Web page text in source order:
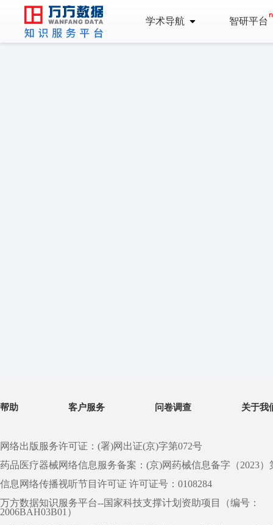
学术导航 智研平台
帮助 客户服务 问卷调查 关于我
网络出版服务许可证：(署)网出证(京)字第072号
药品医疗器械网络信息服务备案：(京)网药械信息备字（2023）
信息网络传播视听节目许可证 许可证号：0108284
万方数据知识服务平台--国家科技支撑计划资助项目（编号：
2006BAH03B01）